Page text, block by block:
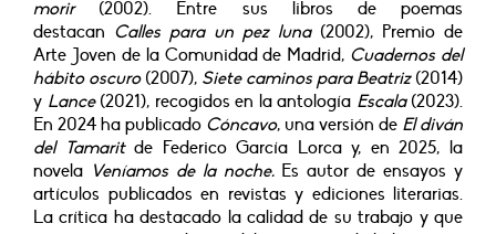
morir(2002). Entre sus libros de poemas
destacan Calles para un pez luna(2002), Premio de
Arte Joven de la Comunidad de Madrid, Cuadernos del
hábito oscuro (2007), Siete caminos para Beatriz(2014)
y Lance (2021), recogidos en la antología Escala (2023).
En 2024 ha publicado Cóncavo, una versión de El diván
del Tamaritde Federico García Lorca y, en 2025, la
novela Veníamos de la noche.Es autor de ensayos y
artículos publicados en revistas y ediciones literarias.
La crítica ha destacado la calidad de su trabajo y que